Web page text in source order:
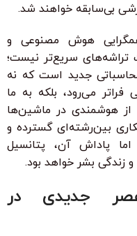
بی‌سابقه خواهند شد.
هوش مصنوعی و
تراشه‌های سریع‌تر نیست؛
جدید است که نه
فراتر می‌رود، بلکه به ما
هوشمندی در ماشین‌ها
بین‌رشته‌ای گسترده و
پاداش آن، پتانسیل
و زندگی بشر خواهد بود.
جدیدی در